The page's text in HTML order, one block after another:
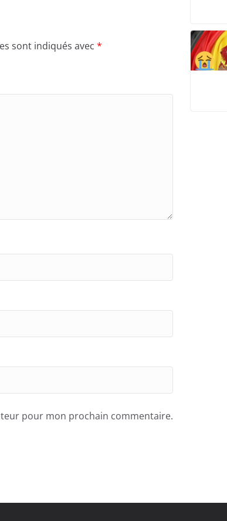
sont indiqués avec *
pour mon prochain commentaire.